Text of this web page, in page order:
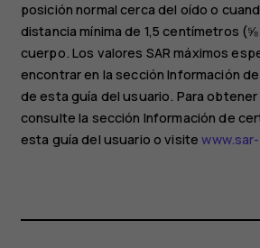
posición normal cerca del oído o
distancia mínima de 1,5 centímetros
cuerpo. Los valores SAR máximos
encontrar en la sección Información
de esta guía del usuario. Para
consulte la sección Información de
esta guía del usuario o visite